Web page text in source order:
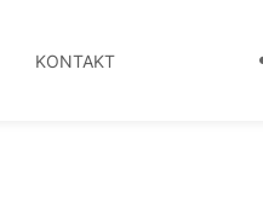
KONTAKT